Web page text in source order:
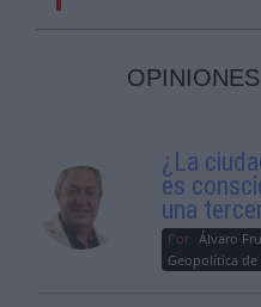
¿La
es
una
Por Álvaro
Geopolítica de